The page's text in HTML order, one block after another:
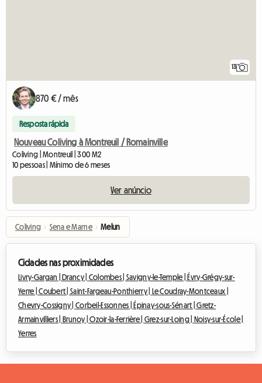
13
870 € / mês
Resposta rápida
Nouveau Coliving à Montreuil / Romainville
Coliving | Montreuil | 300 M2
10 pessoas | Mínimo de 6 meses
Ver anúncio
Coliving › Sena e Marne › Melun
Cidades nas proximidades
Livry-Gargan | Drancy | Colombes | Savigny-le-Temple |
Évry-Grégy-sur-
Yerre |Coubert |Saint-Fargeau-Ponthierry |
Le Coudray-Montceaux |
Chevry-Cossigny |Corbeil-Essonnes | Épinay-sous-Sénart |Gretz-
Armainvilliers |
Brunoy |Ozoir-la-Ferrière | Grez-sur-Loing | Noisy-sur-École |
Yerres